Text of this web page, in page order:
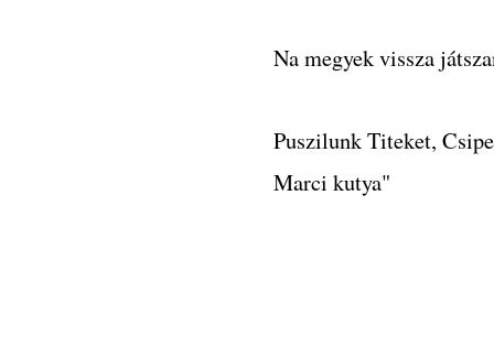
Na megyek vissza
Puszilunk Titeket,
Marci kutya"